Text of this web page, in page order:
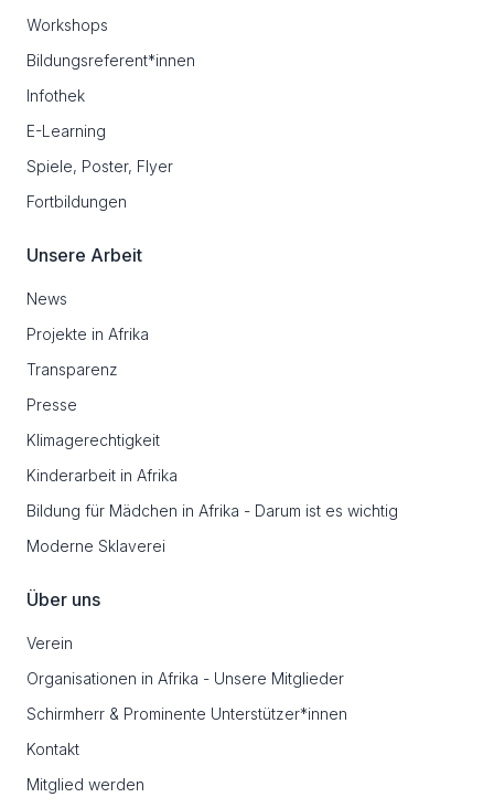
Workshops
Bildungsreferent*innen
Infothek
E-Learning
Spiele, Poster, Flyer
Fortbildungen
Unsere Arbeit
News
Projekte in Afrika
Transparenz
Presse
Klimagerechtigkeit
Kinderarbeit in Afrika
Bildung für Mädchen in Afrika - Darum ist es wichtig
Moderne Sklaverei
Über uns
Verein
Organisationen in Afrika - Unsere Mitglieder
Schirmherr & Prominente Unterstützer*innen
Kontakt
Mitglied werden